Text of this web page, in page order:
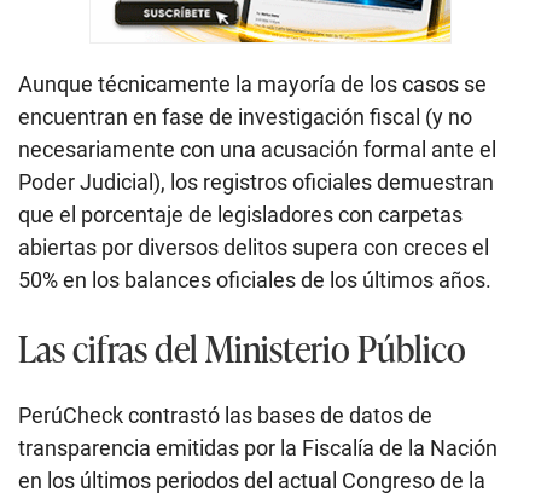
Aunque técnicamente la mayoría de los casos se
encuentran en fase de investigación fiscal (y no
necesariamente con una acusación formal ante el
Poder Judicial), los registros oficiales demuestran
que el porcentaje de legisladores con carpetas
abiertas por diversos delitos supera con creces el
50% en los balances oficiales de los últimos años.
Las cifras del Ministerio Público
PerúCheck contrastó las bases de datos de
transparencia emitidas por la Fiscalía de la Nación
en los últimos periodos del actual Congreso de la